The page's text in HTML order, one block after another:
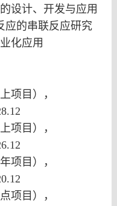
设计、开发与应用
应的串联反应研究
化应用
项目），
项目），
项目），
项目），